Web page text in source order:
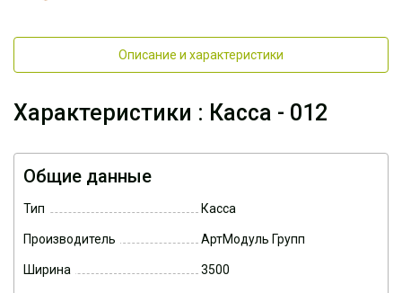
Описание и характеристики
Характеристики : Касса - 012
Общие данные
Тип Касса
Производитель АртМодуль Групп
Ширина 3500